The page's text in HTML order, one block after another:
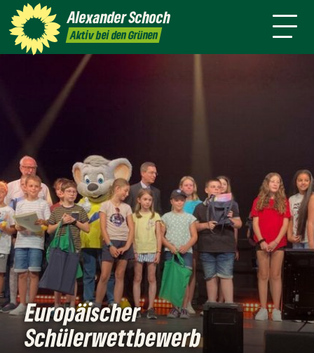
AlexanderSchoch
Aktiv bei den Grünen
Pressemitteilungen
danach
Europäischer
Schülerwettbewerb